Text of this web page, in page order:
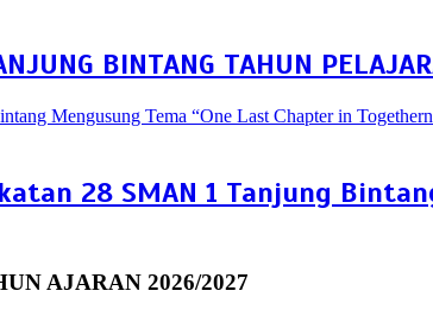
BINTANG TAHUN
28 SMAN 1 Tanjung
AJARAN 2026/2027